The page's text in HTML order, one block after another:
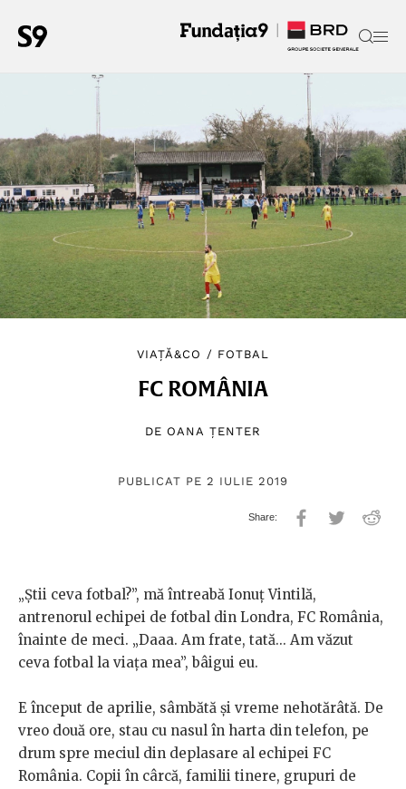
VIAȚĂ&CO / FOTBAL
FC ROMÂNIA
DE OANA ȚENTER
PUBLICAT PE 2 IULIE 2019
„Știi ceva fotbal?”, mă întreabă Ionuț Vintilă,
antrenorul echipei de fotbal din Londra, FC România,
înainte de meci. „Daaa. Am frate, tată... Am văzut
ceva fotbal la viața mea”, bâigui eu.
E început de aprilie, sâmbătă și vreme nehotărâtă. De
vreo două ore, stau cu nasul în harta din telefon, pe
drum spre meciul din deplasare al echipei FC
România. Copii în cârcă, familii tinere, grupuri de